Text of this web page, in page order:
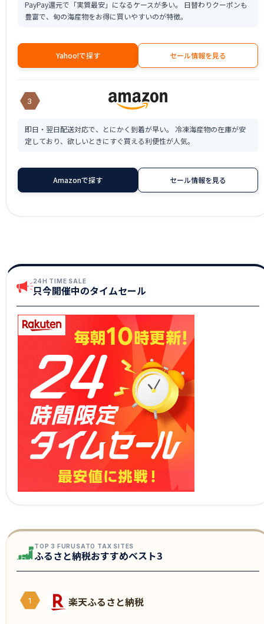
PayPay還元で「実質最安」になるケースが多い。 日替わりクーポンも
豊富で、旬の海産物をお得に買いやすいのが特徴。
Yahoo!で探す セール情報を見る
3
即日・翌日配送対応で、とにかく到着が早い。 冷凍海産物の在庫が安
定しており、欲しいときにすぐ買える利便性が人気。
Amazonで探す セール情報を見る
24H TIME SALE
只今開催中のタイムセール
TOP 3 FURUSATO TAX SITES
ふるさと納税おすすめベスト3
1 楽天ふるさと納税